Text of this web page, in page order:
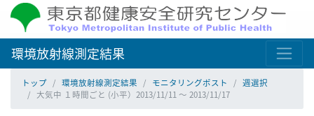
環境放射線測定結果
トップ 環境放射線測定結果 モニタリングポスト
週選択
大気中 １時間ごと (小平）2013/11/11 ～ 2013/11/17